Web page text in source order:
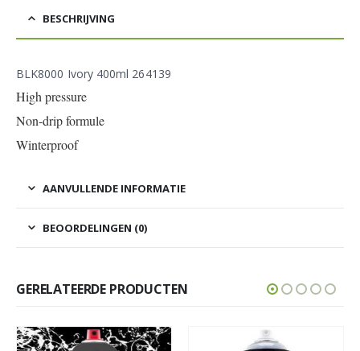
BESCHRIJVING
BLK8000 Ivory 400ml 264139
High pressure
Non-drip formule
Winterproof
AANVULLENDE INFORMATIE
BEOORDELINGEN (0)
GERELATEERDE PRODUCTEN